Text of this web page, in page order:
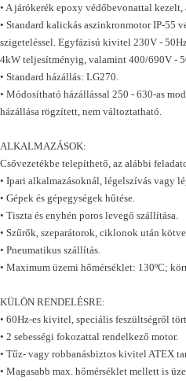
• A járókerék epoxy védőbevonattal kezelt,
• Standard kalickás aszinkronmotor IP-55
szigeteléssel. Egyfázisú kivitel 230V -
4kW teljesítményig, valamint 400/690V -
• Standard házállás: LG270.
• Módosítható házállással 250 - 630-as
házállása rögzített, nem változtatható.
ALKALMAZÁSOK:
Csővezetékbe telepíthető, az alábbi
• Ipari alkalmazásoknál, légelszívás vagy
• Gépek és gépegységek hűtése.
• Tiszta és enyhén poros levegő szállítása.
• Szűrők, szeparátorok, ciklonok után
• Pneumatikus szállítás.
• Maximum üzemi hőmérséklet: 130ºC;
KÜLÖN RENDELÉSRE:
• 60Hz-es kivitel, speciális feszültségről
• 2 sebességi fokozattal rendelkező motor.
• Tűz- vagy robbanásbiztos kivitel ATEX
• Magasabb max. hőmérséklet mellett is